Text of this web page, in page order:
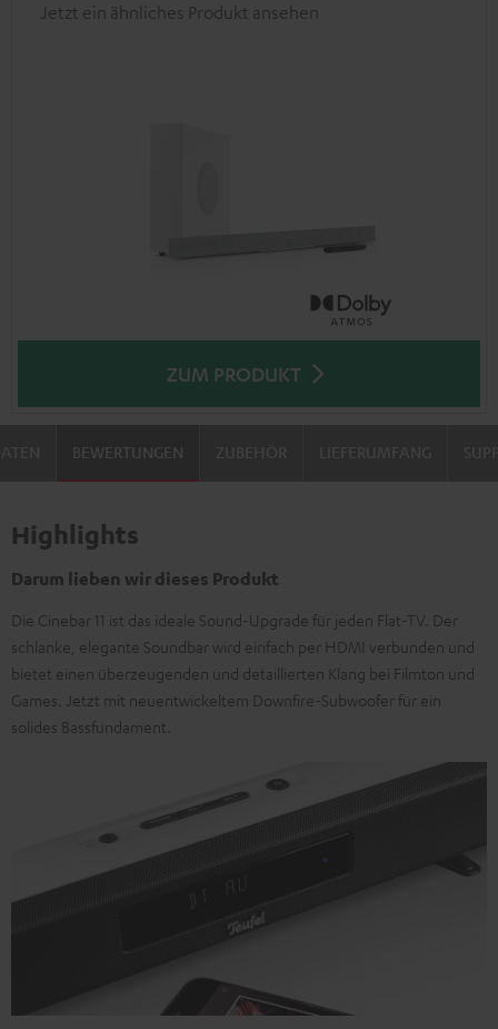
Jetzt ein ähnliches Produkt ansehen
ZUM PRODUKT
BEWERTUNGEN
Highlights
Darum lieben wir dieses Produkt
Die Cinebar 11 ist das ideale Sound-Upgrade für jeden Flat-TV. Der
schlanke, elegante Soundbar wird einfach per HDMI verbunden und
bietet einen überzeugenden und detaillierten Klang bei Filmton und
Games. Jetzt mit neuentwickeltem Downfire-Subwoofer für ein
solides Bassfundament.